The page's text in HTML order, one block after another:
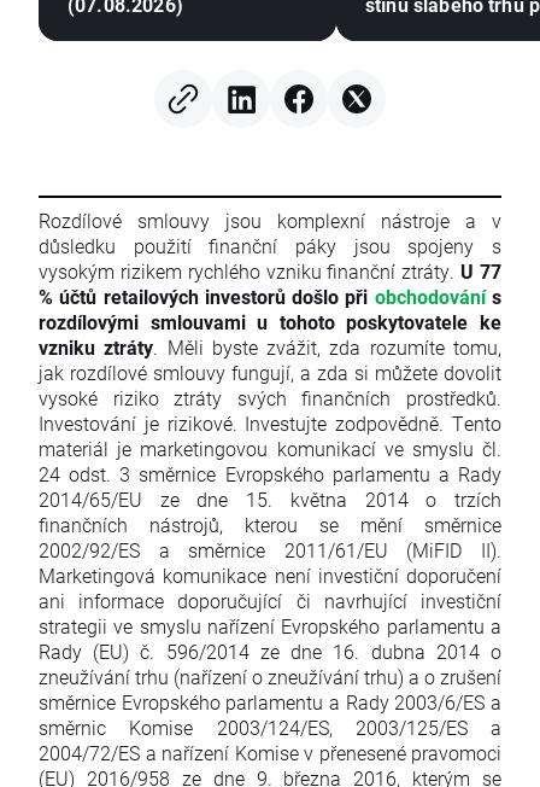
Rozdílové smlouvy jsou komplexní nástroje a v
důsledku použití finanční páky jsou spojeny s
vysokým rizikem rychlého vzniku finanční ztráty. U 77
% účtů retailových investorů došlo při obchodovánís
rozdílovými smlouvami u tohoto poskytovatele ke
vzniku ztráty. Měli byste zvážit, zda rozumíte tomu,
jak rozdílové smlouvy fungují, a zda si můžete dovolit
vysoké riziko ztráty svých finančních prostředků.
Investování je rizikové. Investujte zodpovědně. Tento
materiál je marketingovou komunikací ve smyslu čl.
24 odst. 3 směrnice Evropského parlamentu a Rady
2014/65/EU ze dne 15. května 2014 o trzích
finančních nástrojů, kterou se mění směrnice
2002/92/ES a směrnice 2011/61/EU (MiFID II).
Marketingová komunikace není investiční doporučení
ani informace doporučující či navrhující investiční
strategii ve smyslu nařízení Evropského parlamentu a
Rady (EU) č. 596/2014 ze dne 16. dubna 2014 o
zneužívání trhu (nařízení o zneužívání trhu) a o zrušení
směrnice Evropského parlamentu a Rady 2003/6/ES a
směrnic Komise 2003/124/ES, 2003/125/ES a
2004/72/ES a nařízení Komise v přenesené pravomoci
(EU) 2016/958 ze dne 9. března 2016, kterým se